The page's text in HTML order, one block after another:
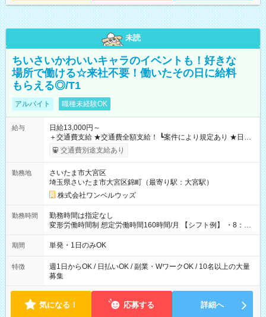
未読
ちいさいかわいいキャラのイベントも！好きな
場所で働ける☆来社不要！働いたその日に給料
もらえる◎/T1
アルバイト 職種未経験OK
給与
日給13,000円～
＋交通費支給 ★交通費全額支給！ ┗案件により規定あり ★日払
いOK！（規定あり） ┗働いたその日に現金GET♪ お仕事後はコ
ンビニATMから 日払い分を引き落とせます！ 【試用期間】試
交通費別途支給あり
勤務地
さいたま市大宮区
埼玉県さいたま市大宮区錦町（最寄り駅：大宮駅）
株式会社ワンベルウッズ
勤務時間
勤務時間は指定なし
変形労働時間制 想定労働時間160時間/月 【シフト例】 ・8：00
～21：00
期間 単発・1日のみOK
特徴
週1日からOK / 日払いOK / 副業・WワークOK / 10名以上の大量
募集
気になる！ 応募する 詳細へ